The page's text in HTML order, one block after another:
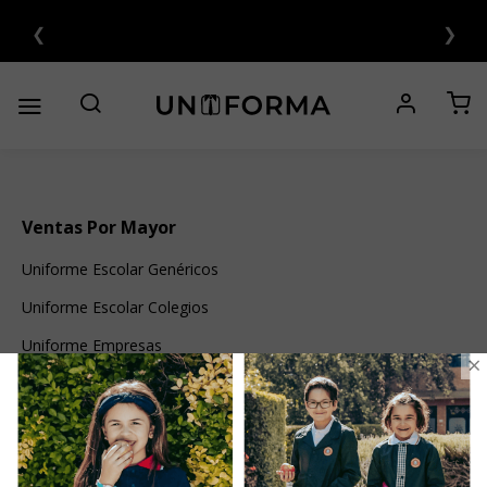
contenido
❮ ❯
Ventas Por Mayor
Uniforme Escolar Genéricos
Uniforme Escolar Colegios
Uniforme Empresas
Uniforme Clínico
Esenciales
×